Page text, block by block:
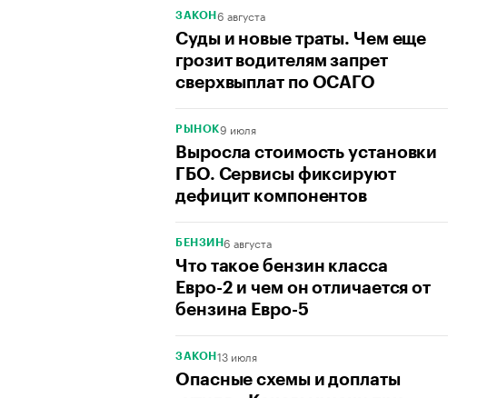
ЗАКОН 6 августа
Суды и новые траты. Чем еще
грозит водителям запрет
сверхвыплат по ОСАГО
РЫНОК9 июля
Выросла стоимость установки
ГБО. Сервисы фиксируют
дефицит компонентов
БЕНЗИН6 августа
Что такое бензин класса
Евро-2 и чем он отличается от
бензина Евро-5
ЗАКОН 13 июля
Опасные схемы и доплаты